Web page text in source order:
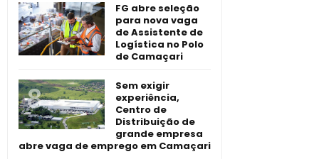
FG abre seleção
para nova vaga
de Assistente de
Logística no Polo
de Camaçari
Sem exigir
experiência,
Centro de
Distribuição de
grande empresa
abre vaga de emprego em Camaçari